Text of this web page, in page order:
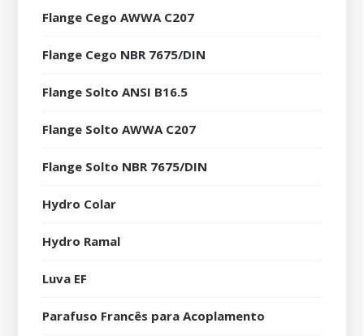
Flange Cego AWWA C207
Flange Cego NBR 7675/DIN
Flange Solto ANSI B16.5
Flange Solto AWWA C207
Flange Solto NBR 7675/DIN
Hydro Colar
Hydro Ramal
Luva EF
Parafuso Francês para Acoplamento